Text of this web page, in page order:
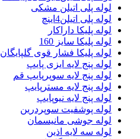
لوله پلی اتیلن مشکی
لوله پلی اتیلن4اینچ
لوله پلیکا داراکار
لوله پلیکا سایز 160
لوله پلیکا فشار قوی گلپایگان
لوله پنج لایه ایزی پایپ
لوله پنج لایه سوپرپایپ قم
لوله پنج لایه مسترپایپ
لوله پنج لایه نیوپایپ
لوله پوشفیت سوپردرین
لوله جوشی مانیسمان
لوله سه لایه اذین